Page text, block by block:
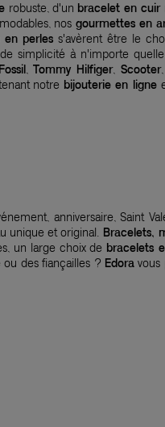
robuste, d'un bracelet en cuir
nos gourmettes en
en perles s'avèrent être le
simplicité à n'importe
,Tommy Hilfiger, Scooter,
notre bijouterie en ligne
anniversaire, Saint
unique et original. Bracelets,
un large choix de bracelets
des fiançailles ? Edoravous